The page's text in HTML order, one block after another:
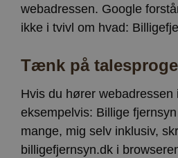
webadressen. Google
ikke i tvivl om hvad:
Tænk på
Hvis du hører webadressen
eksempelvis: Billige
mange, mig selv inklusiv,
billigefjernsyn.dk i